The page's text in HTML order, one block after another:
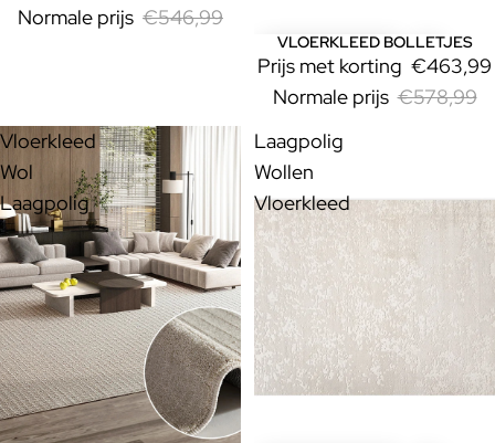
Normale prijs €546,99
Uitverkoop
VLOERKLEED BOLLETJES
Prijs met korting €463,99
Normale prijs €578,99
Vloerkleed
Wol
Laagpolig
Laagpolig
Wollen
Vloerkleed